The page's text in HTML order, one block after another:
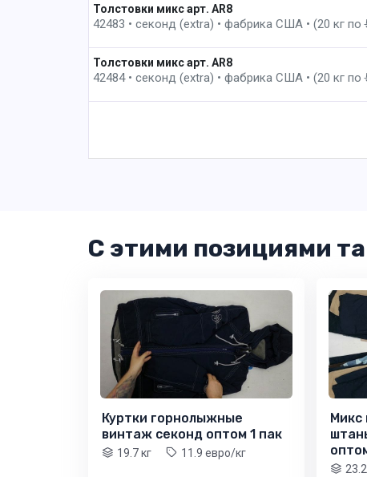
Толстовки микс арт. AR8
42483 • секонд (extra) • фабрика США • (20 кг по
Толстовки микс арт. AR8
42484 • секонд (extra) • фабрика США • (20 кг по
С этими позициями
Куртки горнолыжные
винтаж секонд оптом 1 пак
19.7 кг 11.9 евро/кг
Микс